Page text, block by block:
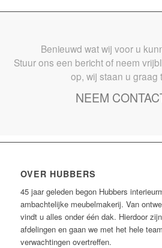
Benieuwd wat wij voor u
Stuur ons een bericht of neem
op, wij staan u graag
NEEM
OVER HUBBERS
45 jaar geleden begon Hubbers
ambachtelijke meubelmakerij. Van
vindt u alles onder één dak. Hierdoor
afdelingen en gaan we met het hele
verwachtingen overtreffen.